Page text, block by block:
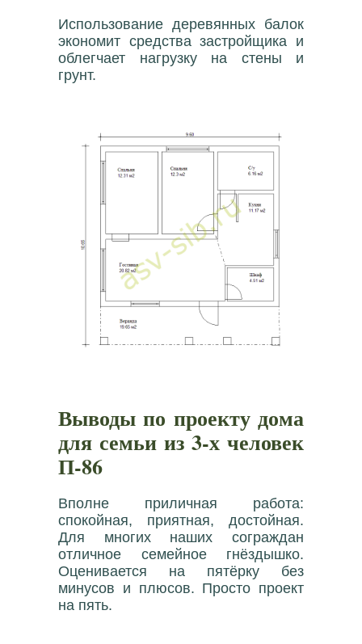
Использование деревянных балок
экономит средства застройщика и
облегчает нагрузку на стены и
грунт.
Выводы по проекту дома
для семьи из 3-х человек
П-86
Вполне приличная работа:
спокойная, приятная, достойная.
Для многих наших сограждан
отличное семейное гнёздышко.
Оценивается на пятёрку без
минусов и плюсов. Просто проект
на пять.